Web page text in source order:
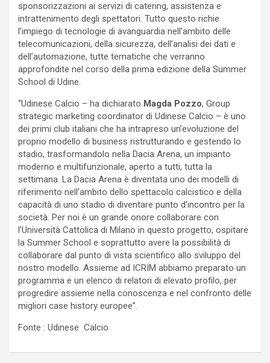
sponsorizzazioni ai servizi di catering, assistenza e
intrattenimento degli spettatori. Tutto questo richie
l’impiego di tecnologie di avanguardia nell’ambito delle
telecomunicazioni, della sicurezza, dell’analisi dei dati e
dell’automazione, tutte tematiche che verranno
approfondite nel corso della prima edizione della Summer
School di Udine.
“Udinese Calcio – ha dichiarato Magda Pozzo, Group
strategic marketing coordinator di Udinese Calcio – è uno
dei primi club italiani che ha intrapreso un’evoluzione del
proprio modello di business ristrutturando e gestendo lo
stadio, trasformandolo nella Dacia Arena, un impianto
moderno e multifunzionale, aperto a tutti, tutta la
settimana. La Dacia Arena è diventata uno dei modelli di
riferimento nell’ambito dello spettacolo calcistico e della
capacità di uno stadio di diventare punto d’incontro per la
società. Per noi è un grande onore collaborare con
l’Università Cattolica di Milano in questo progetto, ospitare
la Summer School e soprattutto avere la possibilità di
collaborare dal punto di vista scientifico allo sviluppo del
nostro modello. Assieme ad ICRIM abbiamo preparato un
programma e un elenco di relatori di elevato profilo, per
progredire assieme nella conoscenza e nel confronto delle
migliori case history europee”.
Fonte : Udinese Calcio